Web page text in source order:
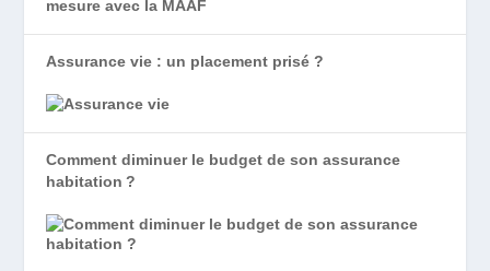
Assurance vie : un placement prisé ?
Comment diminuer le budget de son assurance
habitation ?